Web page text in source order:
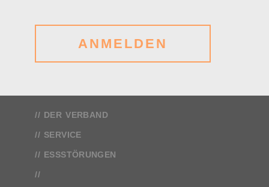
ANMELDEN
DER VERBAND
SERVICE
ESSSTÖRUNGEN